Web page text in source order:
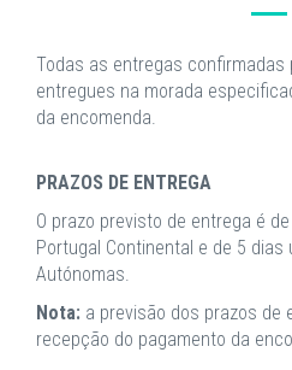
Todas as entregas confirmadas
entregues na morada
da encomenda.
PRAZOS DE ENTREGA
O prazo previsto de entrega é
Portugal Continental e de 5 dias
Autónomas.
Nota: a previsão dos prazos de
recepção do pagamento da